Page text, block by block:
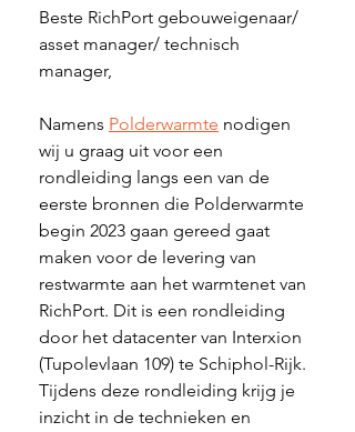
Beste RichPort gebouweigenaar/
asset manager/ technisch
manager,
Namens Polderwarmte nodigen
wij u graag uit voor een
rondleiding langs een van de
eerste bronnen die Polderwarmte
begin 2023 gaan gereed gaat
maken voor de levering van
restwarmte aan het warmtenet van
RichPort. Dit is een rondleiding
door het datacenter van Interxion
(Tupolevlaan 109) te Schiphol-Rijk.
Tijdens deze rondleiding krijg je
inzicht in de technieken en